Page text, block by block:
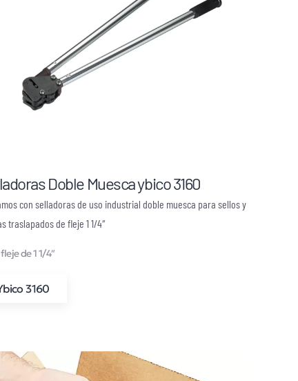
Doble Muesca ybico 3160
con selladoras de uso industrial doble muesca para sellos y
traslapados de fleje 1 1/4″
de 1 1/4″
3160